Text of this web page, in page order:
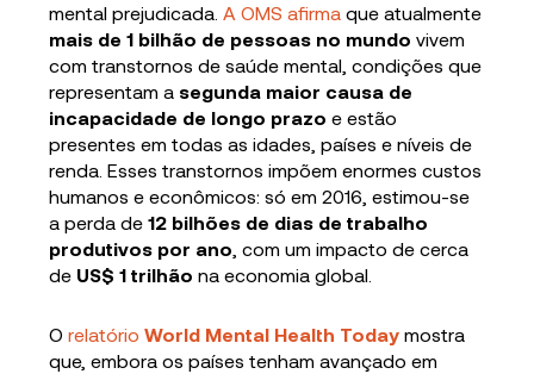
mental prejudicada.A OMS afirma que atualmente
mais de 1 bilhão de pessoas no mundo vivem
com transtornos de saúde mental, condições que
representam a segunda maior causa de
incapacidade de longo prazo e estão
presentes em todas as idades, países e níveis de
renda. Esses transtornos impõem enormes custos
humanos e econômicos: só em 2016, estimou-se
a perda de12 bilhões de dias de trabalho
produtivos por ano , com um impacto de cerca
de US$ 1 trilhão na economia global.
O relatórioWorld Mental Health Today mostra
que, embora os países tenham avançado em